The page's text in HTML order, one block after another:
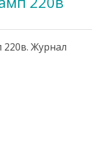
Журнал